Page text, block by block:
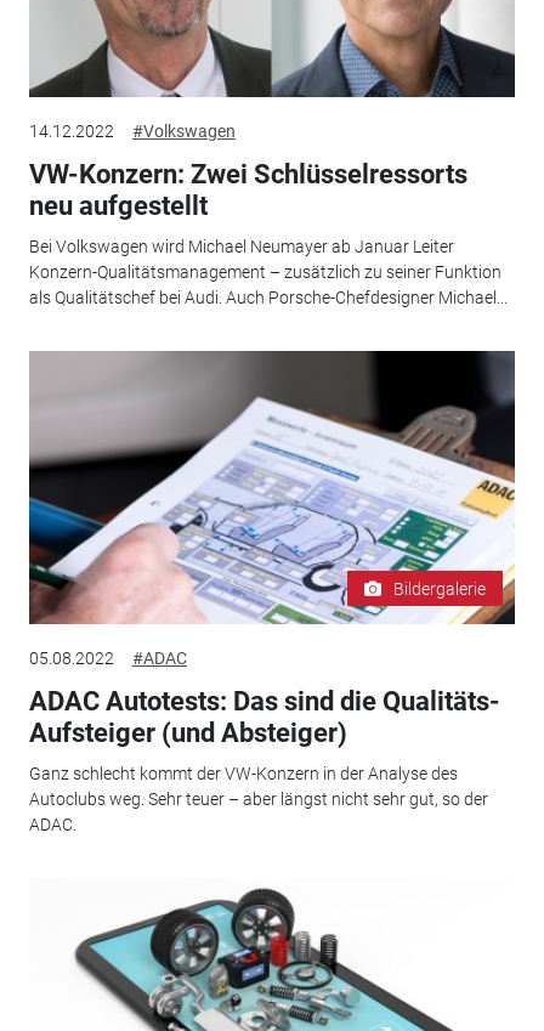
14.12.2022 #Volkswagen
VW-Konzern: Zwei Schlüsselressorts
neu aufgestellt
Bei Volkswagen wird Michael Neumayer ab Januar Leiter
Konzern-Qualitätsmanagement – zusätzlich zu seiner Funktion
als Qualitätschef bei Audi. Auch Porsche-Chefdesigner Michael...
Bildergalerie
05.08.2022 #ADAC
ADAC Autotests: Das sind die Qualitäts-
Aufsteiger (und Absteiger)
Ganz schlecht kommt der VW-Konzern in der Analyse des
Autoclubs weg. Sehr teuer – aber längst nicht sehr gut, so der
ADAC.